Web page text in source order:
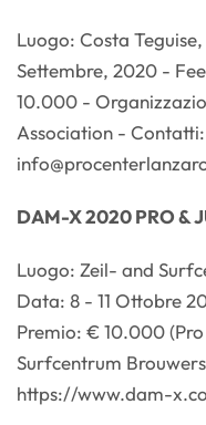
Luogo: Costa
Settembre, 2020 -
10.000 -
Association -
DAM-X 2020 PRO &
Luogo: Zeil- and
Data: 8 - 11 Ottobre
Premio: € 10.000
Surfcentrum
https://www.dam-